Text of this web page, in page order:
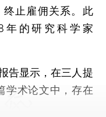
止雇佣关系。此
年的研究科学家
显示，在三人提
学术论文中，存在